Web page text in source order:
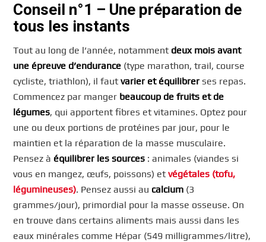
Conseil n°1 – Une préparation de
tous les instants
Tout au long de l’année, notamment deux mois avant
une épreuve d’endurance (type marathon, trail, course
cycliste, triathlon), il fautvarier et équilibrer ses repas.
Commencez par manger beaucoup de fruits et de
légumes, qui apportent fibres et vitamines. Optez pour
une ou deux portions de protéines par jour, pour le
maintien et la réparation de la masse musculaire.
Pensez à équilibrer les sources : animales (viandes si
vous en mangez, œufs, poissons) etvégétales (tofu,
légumineuses). Pensez aussi au calcium (3
grammes/jour), primordial pour la masse osseuse. On
en trouve dans certains aliments mais aussi dans les
eaux minérales comme Hépar (549 milligrammes/litre),